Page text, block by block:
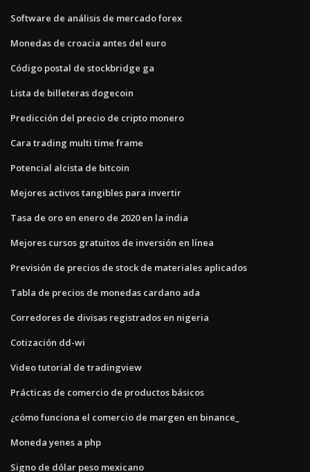
Software de análisis de mercado forex
Monedas de croacia antes del euro
Código postal de stockbridge ga
Lista de billeteras dogecoin
Predicción del precio de cripto monero
Cara trading multi time frame
Potencial alcista de bitcoin
Mejores activos tangibles para invertir
Tasa de oro en enero de 2020 en la india
Mejores cursos gratuitos de inversión en línea
Previsión de precios de stock de materiales aplicados
Tabla de precios de monedas cardano ada
Corredores de divisas registrados en nigeria
Cotización dd-wi
Video tutorial de tradingview
Prácticas de comercio de productos básicos
¿cómo funciona el comercio de margen en binance_
Moneda yenes a php
Signo de dólar peso mexicano